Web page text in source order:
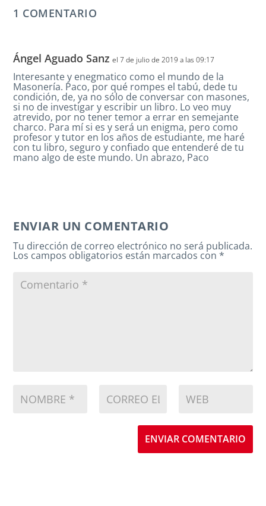
1 COMENTARIO
Ángel Aguado Sanz el 7 de julio de 2019 a las 09:17
Interesante y enegmatico como el mundo de la
Masonería. Paco, por qué rompes el tabú, dede tu
condición, de, ya no sólo de conversar con masones,
si no de investigar y escribir un libro. Lo veo muy
atrevido, por no tener temor a errar en semejante
charco. Para mí si es y será un enigma, pero como
profesor y tutor en los años de estudiante, me haré
con tu libro, seguro y confiado que entenderé de tu
mano algo de este mundo. Un abrazo, Paco
ENVIAR UN COMENTARIO
Tu dirección de correo electrónico no será publicada.
Los campos obligatorios están marcados con*
ENVIAR COMENTARIO